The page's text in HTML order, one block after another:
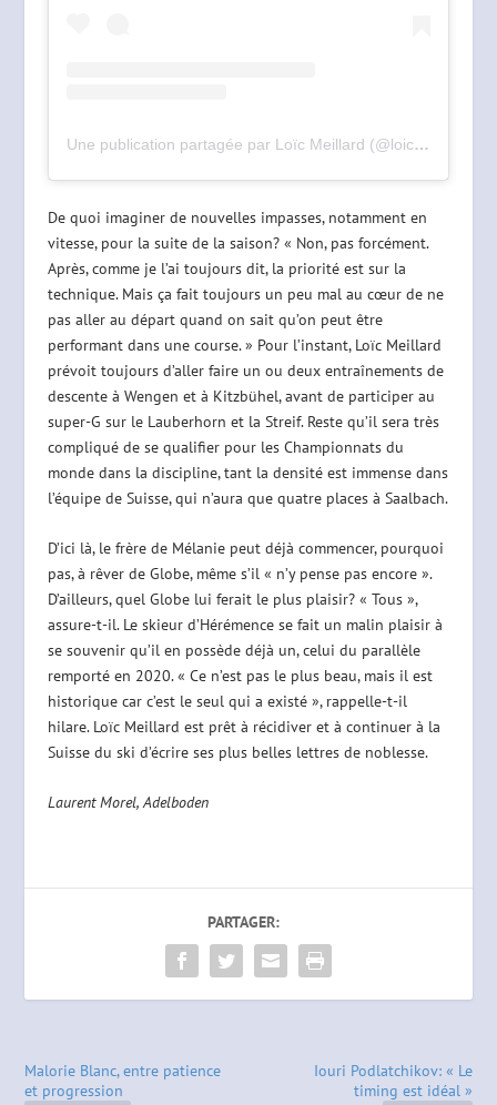
Une publication partagée par Loïc Meillard (@loicmeillard)
De quoi imaginer de nouvelles impasses, notamment en
vitesse, pour la suite de la saison? « Non, pas forcément.
Après, comme je l’ai toujours dit, la priorité est sur la
technique. Mais ça fait toujours un peu mal au cœur de ne
pas aller au départ quand on sait qu’on peut être
performant dans une course. » Pour l’instant, Loïc Meillard
prévoit toujours d’aller faire un ou deux entraînements de
descente à Wengen et à Kitzbühel, avant de participer au
super-G sur le Lauberhorn et la Streif. Reste qu’il sera très
compliqué de se qualifier pour les Championnats du
monde dans la discipline, tant la densité est immense dans
l’équipe de Suisse, qui n’aura que quatre places à Saalbach.
D’ici là, le frère de Mélanie peut déjà commencer, pourquoi
pas, à rêver de Globe, même s’il « n’y pense pas encore ».
D’ailleurs, quel Globe lui ferait le plus plaisir? « Tous »,
assure-t-il. Le skieur d’Hérémence se fait un malin plaisir à
se souvenir qu’il en possède déjà un, celui du parallèle
remporté en 2020. « Ce n’est pas le plus beau, mais il est
historique car c’est le seul qui a existé », rappelle-t-il
hilare. Loïc Meillard est prêt à récidiver et à continuer à la
Suisse du ski d’écrire ses plus belles lettres de noblesse.
Laurent Morel, Adelboden
PARTAGER:
Malorie Blanc, entre patience
et progression
Iouri Podlatchikov: « Le
timing est idéal »